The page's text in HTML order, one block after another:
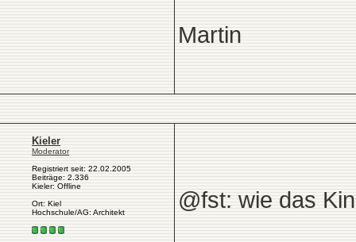
Martin
Kieler
Moderator
Registriert seit: 22.02.2005
Beiträge: 2.336
Kieler: Offline
Ort: Kiel
Hochschule/AG: Architekt
@fst: wie das